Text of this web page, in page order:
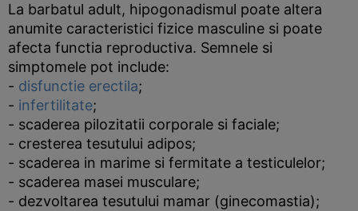
La barbatul adult, hipogonadismul poate altera
anumite caracteristici fizice masculine si poate
afecta functia reproductiva. Semnele si
simptomele pot include:
- disfunctie erectila;
- infertilitate;
- scaderea pilozitatii corporale si faciale;
- cresterea tesutului adipos;
- scaderea in marime si fermitate a testiculelor;
- scaderea masei musculare;
- dezvoltarea tesutului mamar (ginecomastia);